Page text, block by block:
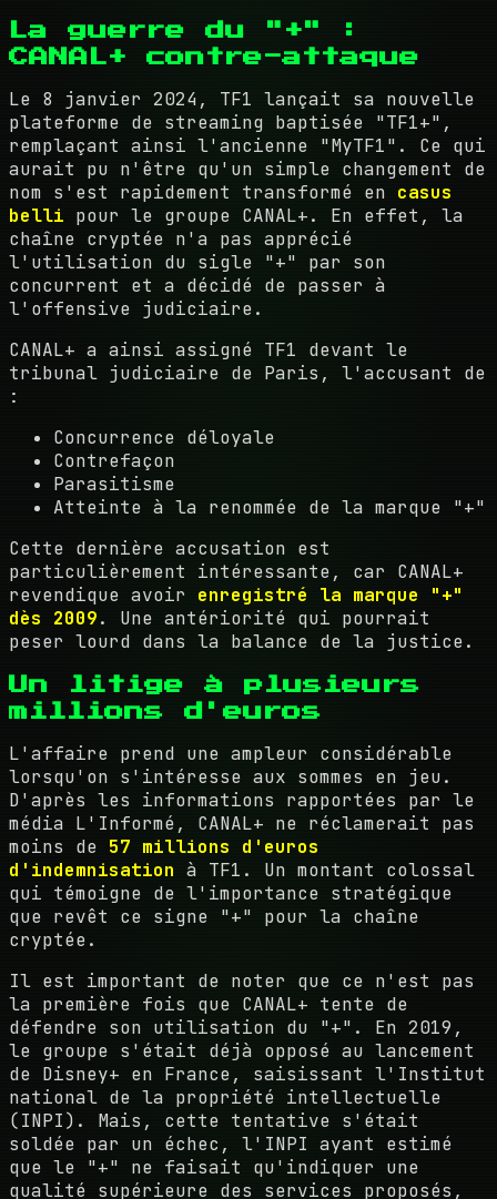
La guerre du "+" :
CANAL+ contre-attaque
Le 8 janvier 2024, TF1 lançait sa nouvelle
plateforme de streaming baptisée "TF1+",
remplaçant ainsi l'ancienne "MyTF1". Ce qui
aurait pu n'être qu'un simple changement de
nom s'est rapidement transformé en casus
belli pour le groupe CANAL+. En effet, la
chaîne cryptée n'a pas apprécié
l'utilisation du sigle "+" par son
concurrent et a décidé de passer à
l'offensive judiciaire.
CANAL+ a ainsi assigné TF1 devant le
tribunal judiciaire de Paris, l'accusant de
:
Concurrence déloyale
Contrefaçon
Parasitisme
Atteinte à la renommée de la marque "+"
Cette dernière accusation est
particulièrement intéressante, car CANAL+
revendique avoir enregistré la marque "+"
dès 2009. Une antériorité qui pourrait
peser lourd dans la balance de la justice.
Un litige à plusieurs
millions d'euros
L'affaire prend une ampleur considérable
lorsqu'on s'intéresse aux sommes en jeu.
D'après les informations rapportées par le
média L'Informé, CANAL+ ne réclamerait pas
moins de 57 millions d'euros
d'indemnisation à TF1. Un montant colossal
qui témoigne de l'importance stratégique
que revêt ce signe "+" pour la chaîne
cryptée.
Il est important de noter que ce n'est pas
la première fois que CANAL+ tente de
défendre son utilisation du "+". En 2019,
le groupe s'était déjà opposé au lancement
de Disney+ en France, saisissant l'Institut
national de la propriété intellectuelle
(INPI). Mais, cette tentative s'était
soldée par un échec, l'INPI ayant estimé
que le "+" ne faisait qu'indiquer une
qualité supérieure des services proposés,